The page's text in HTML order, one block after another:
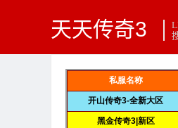
天天传奇3